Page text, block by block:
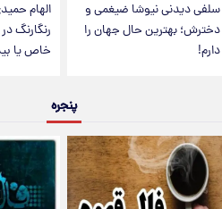
سلفی دیدنی نیوشا ضیغمی و
دخترش؛ بهترین حال جهان را
دارم!
الهام
رنگارنگ
خاص یا
پنجره